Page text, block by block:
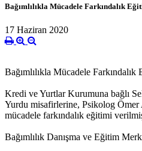
Bağımlılıkla Mücadele Farkındalık
17 Haziran 2020
Bağımlılıkla Mücadele Farkındalık
Kredi ve Yurtlar Kurumuna bağlı
Yurdu misafirlerine, Psikolog Ömer
mücadele farkındalık eğitimi
Bağımlılık Danışma ve Eğitim